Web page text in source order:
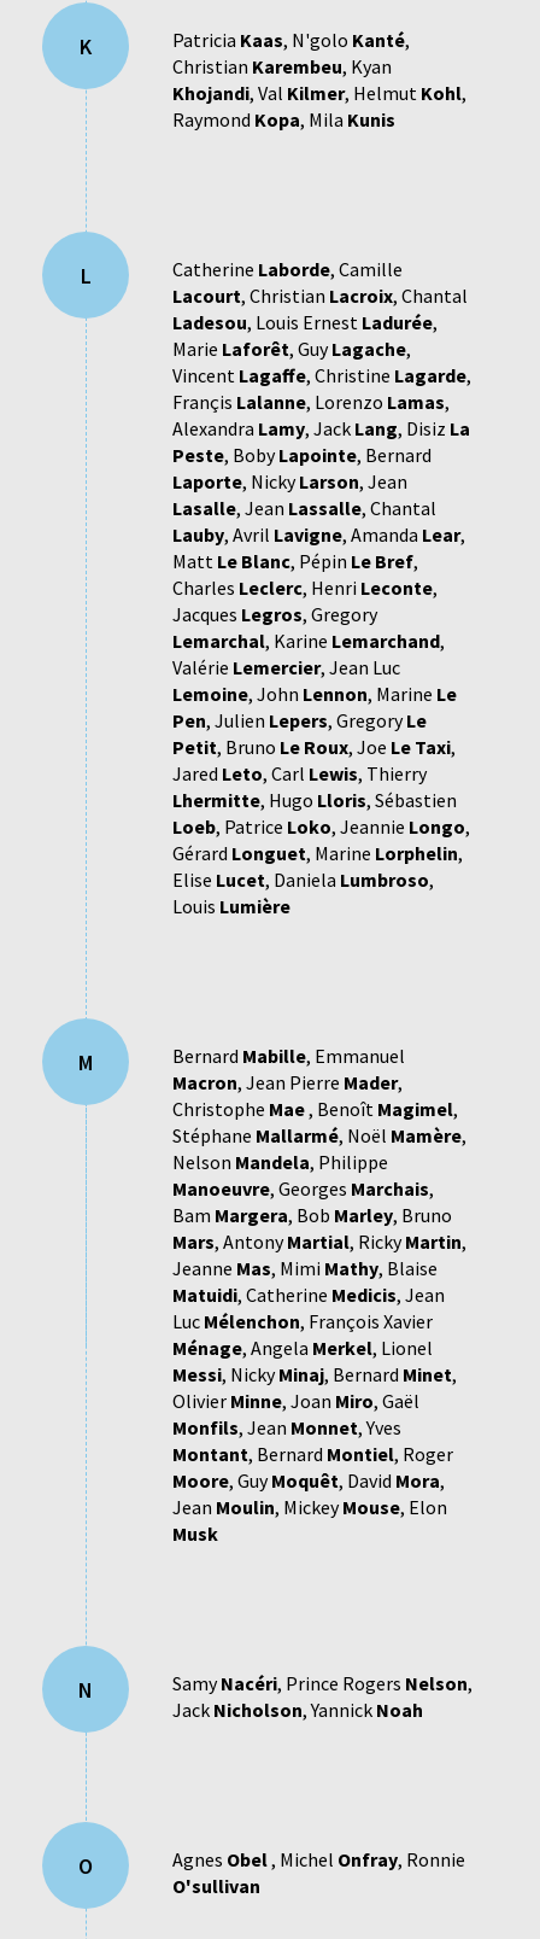
K Patricia Kaas, N'golo Kanté,
Christian Karembeu, Kyan
Khojandi, Val Kilmer, Helmut Kohl,
Raymond Kopa, Mila Kunis
L Catherine Laborde, Camille
Lacourt, Christian Lacroix, Chantal
Ladesou, Louis Ernest Ladurée,
Marie Laforêt, GuyLagache,
Vincent Lagaffe, Christine Lagarde,
Françis Lalanne, Lorenzo Lamas,
Alexandra Lamy, Jack Lang, Disiz La
Peste, BobyLapointe, Bernard
Laporte, NickyLarson, Jean
Lasalle, Jean Lassalle, Chantal
Lauby, Avril Lavigne, Amanda Lear,
Matt Le Blanc, Pépin Le Bref,
Charles Leclerc, Henri Leconte,
Jacques Legros, Gregory
Lemarchal, Karine Lemarchand,
Valérie Lemercier, Jean Luc
Lemoine, John Lennon, Marine Le
Pen, Julien Lepers, GregoryLe
Petit, Bruno Le Roux, Joe Le Taxi,
Jared Leto, Carl Lewis, Thierry
Lhermitte, Hugo Lloris, Sébastien
Loeb, Patrice Loko, Jeannie Longo,
Gérard Longuet, Marine Lorphelin,
Elise Lucet, Daniela Lumbroso,
Louis Lumière
M Bernard Mabille, Emmanuel
Macron, Jean Pierre Mader,
Christophe Mae, Benoît Magimel,
Stéphane Mallarmé, Noël Mamère,
Nelson Mandela, Philippe
Manoeuvre, Georges Marchais,
Bam Margera, Bob Marley, Bruno
Mars, AntonyMartial, RickyMartin,
Jeanne Mas, Mimi Mathy, Blaise
Matuidi, Catherine Medicis, Jean
Luc Mélenchon, François Xavier
Ménage, Angela Merkel, Lionel
Messi, NickyMinaj, Bernard Minet,
Olivier Minne, Joan Miro, Gaël
Monfils, Jean Monnet,Yves
Montant, Bernard Montiel, Roger
Moore, GuyMoquêt, David Mora,
Jean Moulin, MickeyMouse, Elon
Musk
N SamyNacéri, Prince Rogers Nelson,
Jack Nicholson,Yannick Noah
O Agnes Obel, Michel Onfray, Ronnie
O'sullivan